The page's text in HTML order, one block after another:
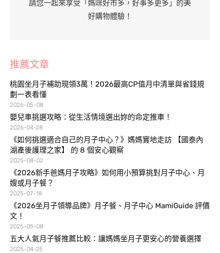
請您一起來享受「媽咪好市多，好事多更多」的美
好購物體驗！
推薦文章
桃園坐月子補助現領3萬！2026最高CP值月中清單與省錢規
劃一表看懂
2026-05-08
嬰兒車挑選攻略：從生活情境選出妳的命定推車！
2026-04-28
《如何挑選適合自己的月子中心？》媽媽實地走訪 【國泰內
湖產後護理之家】 的 8 個安心觀察
2025-08-02
《2026新手爸媽月子攻略》如何用小預算挑對月子中心、月
嫂或月子餐？
2025-07-18
《2026坐月子領導品牌》月子餐、月子中心 MamiGuide 評價
文！
2025-05-08
五大人氣月子餐推薦比較：讓媽媽坐月子更安心的營養選擇
2025-04-25